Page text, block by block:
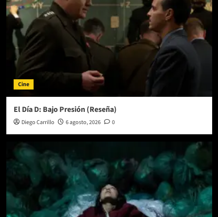
Cine
El Día D: Bajo Presión (Reseña)
Diego Carrillo 6 agosto, 2026 0